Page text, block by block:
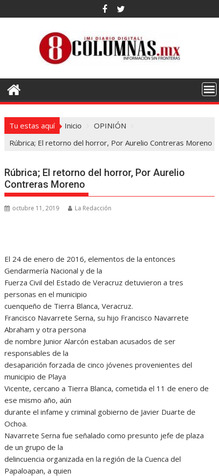
al
Tu estas aquí Inicio
OPINIÓN
Rúbrica; El retorno del horror, Por Aurelio Contreras Moreno
Rúbrica; El retorno del horror, Por Aurelio
Contreras Moreno
octubre 11, 2019 La Redacción
El 24 de enero de 2016, elementos de la entonces
Gendarmería Nacional y de la
Fuerza Civil del Estado de Veracruz detuvieron a tres
personas en el municipio
cuenqueño de Tierra Blanca, Veracruz.
Francisco Navarrete Serna, su hijo Francisco Navarrete
Abraham y otra persona
de nombre Junior Alarcón estaban acusados de ser
responsables de la
desaparición forzada de cinco jóvenes provenientes del
municipio de Playa
Vicente, cercano a Tierra Blanca, cometida el 11 de enero de
ese mismo año, aún
durante el infame y criminal gobierno de Javier Duarte de
Ochoa.
Navarrete Serna fue señalado como presunto jefe de plaza
de un grupo de la
delincuencia organizada en la región de la Cuenca del
Papaloapan, a quien